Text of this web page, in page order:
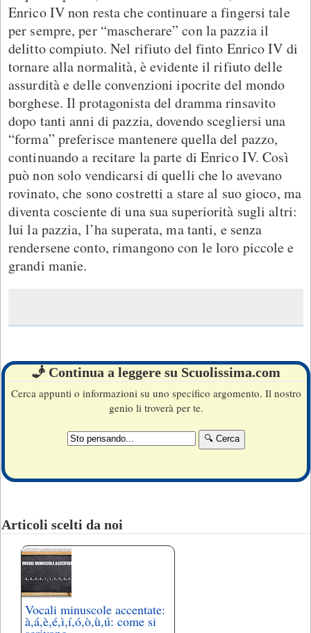
Enrico IV non resta che continuare a fingersi tale
per sempre, per “mascherare” con la pazzia il
delitto compiuto. Nel rifiuto del finto Enrico IV di
tornare alla normalità, è evidente il rifiuto delle
assurdità e delle convenzioni ipocrite del mondo
borghese. Il protagonista del dramma rinsavito
dopo tanti anni di pazzia, dovendo scegliersi una
“forma” preferisce mantenere quella del pazzo,
continuando a recitare la parte di Enrico IV. Così
può non solo vendicarsi di quelli che lo avevano
rovinato, che sono costretti a stare al suo gioco, ma
diventa cosciente di una sua superiorità sugli altri:
lui la pazzia, l’ha superata, ma tanti, e senza
rendersene conto, rimangono con le loro piccole e
grandi manie.
🧞 Continua a leggere su Scuolissima.com
Cerca appunti o informazioni su uno specifico argomento. Il nostro
genio li troverà per te.
Articoli scelti da noi
Vocali minuscole accentate:
à,á,è,é,ì,í,ó,ò,ù,ú: come si